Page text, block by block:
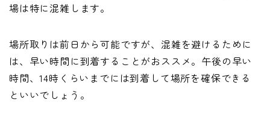
場は特に混雑します。
場所取りは前日から可能ですが、混雑を避けるために
は、早い時間に到着することがおススメ。午後の早い
時間、14時くらいまでには到着して場所を確保できる
といいでしょう。